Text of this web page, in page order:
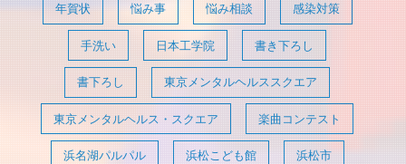
年賀状 悩み事 悩み相談 感染対策
手洗い 日本工学院 書き下ろし
書下ろし 東京メンタルヘルススクエア
東京メンタルヘルス・スクエア 楽曲コンテスト
浜名湖パルパル 浜松こども館 浜松市